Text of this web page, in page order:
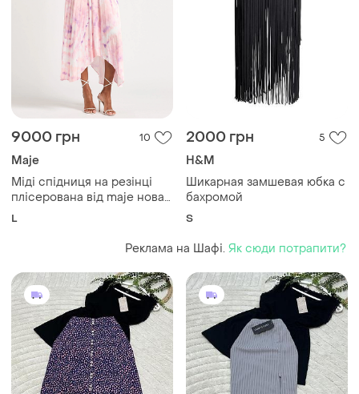
9000 грн 10
Maje
Міді спідниця на резінці
плісерована від maje нова
оригінал
L
2000 грн 5
H&M
Шикарная замшевая юбка с
бахромой
S
Реклама на Шафі. Як сюди потрапити?